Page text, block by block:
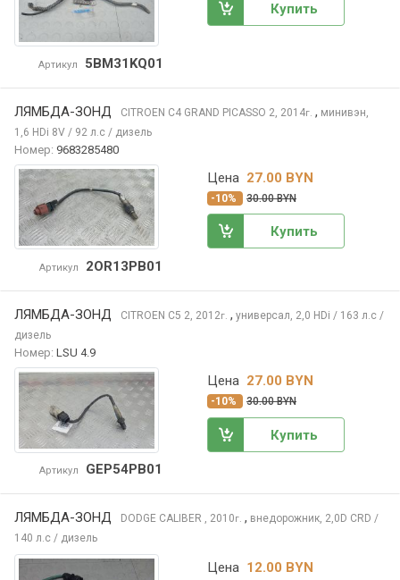
Артикул 5BM31KQ01
Купить
ЛЯМБДА-ЗОНД CITROEN C4 GRAND PICASSO 2, 2014г. , минивэн,
1,6 HDi 8V / 92 л.с / дизель
Номер: 9683285480
Артикул 2OR13PB01
Цена 27.00 BYN
-10% 30.00 BYN
Купить
ЛЯМБДА-ЗОНД CITROEN C5 2, 2012г. , универсал, 2,0 HDi / 163 л.с /
дизель
Номер: LSU 4.9
Артикул GEP54PB01
Цена 27.00 BYN
-10% 30.00 BYN
Купить
ЛЯМБДА-ЗОНД DODGE CALIBER , 2010г. , внедорожник, 2,0D CRD /
140 л.с / дизель
Цена 12.00 BYN